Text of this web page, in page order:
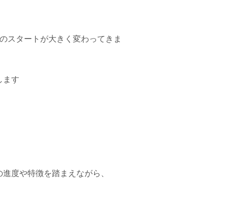
スタートが大きく変わってきま
ます
度や特徴を踏まえながら、